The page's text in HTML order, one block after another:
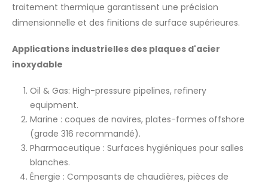
traitement thermique garantissent une précision
dimensionnelle et des finitions de surface supérieures.
Applications industrielles des plaques d'acier
inoxydable
Oil & Gas: High-pressure pipelines, refinery
equipment.
Marine : coques de navires, plates-formes offshore
(grade 316 recommandé).
Pharmaceutique : Surfaces hygiéniques pour salles
blanches.
Énergie : Composants de chaudières, pièces de